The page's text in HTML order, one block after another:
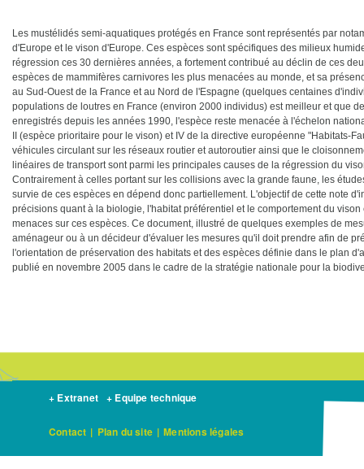
Les mustélidés semi-aquatiques protégés en France sont représentés par
d'Europe et le vison d'Europe. Ces espèces sont spécifiques des milieux
régression ces 30 dernières années, a fortement contribué au déclin de ces
espèces de mammifères carnivores les plus menacées au monde, et sa
au Sud-Ouest de la France et au Nord de l'Espagne (quelques centaines
populations de loutres en France (environ 2000 individus) est meilleur et que
enregistrés depuis les années 1990, l'espèce reste menacée à l'échelon
II (espèce prioritaire pour le vison) et IV de la directive européenne "Habitats-
véhicules circulant sur les réseaux routier et autoroutier ainsi que le
linéaires de transport sont parmi les principales causes de la régression du
Contrairement à celles portant sur les collisions avec la grande faune, les
survie de ces espèces en dépend donc partiellement. L'objectif de cette note
précisions quant à la biologie, l'habitat préférentiel et le comportement du
menaces sur ces espèces. Ce document, illustré de quelques exemples de
aménageur ou à un décideur d'évaluer les mesures qu'il doit prendre afin de
l'orientation de préservation des habitats et des espèces définie dans le plan
publié en novembre 2005 dans le cadre de la stratégie nationale pour la
+ Extranet + Equipe technique
Contact | Plan du site | Mentions légales